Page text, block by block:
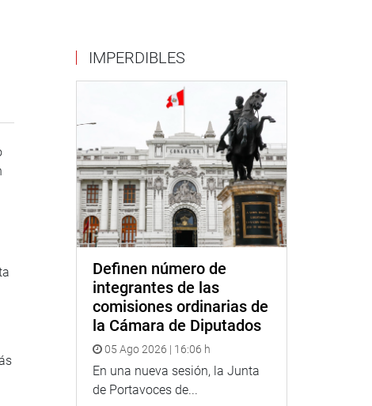
IMPERDIBLES
Definen número de
integrantes de las
comisiones ordinarias de
la Cámara de Diputados
05 Ago 2026 | 16:06 h
En una nueva sesión, la Junta
de Portavoces de...